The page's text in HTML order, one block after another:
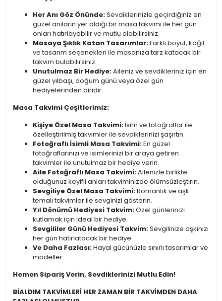
Her Anı Göz Önünde:Sevdiklerinizle geçirdiğiniz en
güzel anıların yer aldığı bir masa takvimi ile her gün
onları hatırlayabilir ve mutlu olabilirsiniz.
Masaya Şıklık Katan Tasarımlar:Farklı boyut, kağıt
ve tasarım seçenekleri ile masanıza tarz katacak bir
takvim bulabilirsiniz.
Unutulmaz Bir Hediye:Aileniz ve sevdikleriniz için en
güzel yılbaşı, doğum günü veya özel gün
hediyelerinden biridir.
Masa Takvimi Çeşitlerimiz:
Kişiye Özel Masa Takvimi: İsim ve fotoğraflar ile
özelleştirilmiş takvimler ile sevdiklerinizi şaşırtın.
Fotoğraflı İsimli Masa Takvimi:En güzel
fotoğraflarınızı ve isimlerinizi bir araya getiren
takvimler ile unutulmaz bir hediye verin.
Aile Fotoğraflı Masa Takvimi:Ailenizle birlikte
olduğunuz keyifli anları takviminizde ölümsüzleştirin.
Sevgiliye Özel Masa Takvimi:Romantik ve aşk
temalı takvimler ile sevginizi gösterin.
Yıl Dönümü Hediyesi Takvim:Özel günlerinizi
kutlamak için ideal bir hediye.
Sevgililer Günü Hediyesi Takvim:Sevgilinize aşkınızı
her gün hatırlatacak bir hediye.
Ve Daha Fazlası:Hayal gücünüzle sınırlı tasarımlar ve
modeller...
Hemen Sipariş Verin, Sevdiklerinizi Mutlu Edin!
BİALDIM TAKVİMLERİ HER ZAMAN BİR TAKVİMDEN DAHA